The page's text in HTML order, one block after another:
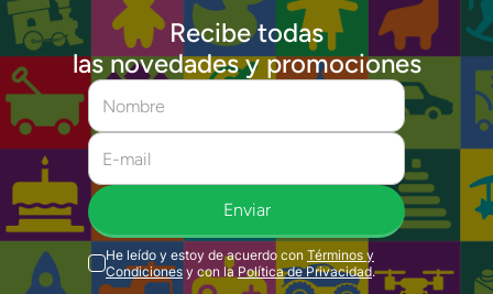
Recibe todas
las novedades y promociones
Enviar
He leído y estoy de acuerdo con Términos y
Condiciones y con la Política de Privacidad.